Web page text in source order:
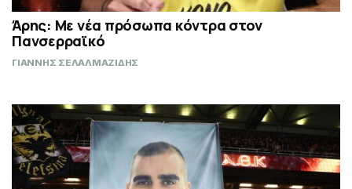
Άρης: Με νέα πρόσωπα κόντρα στον
Πανσερραϊκό
ΓΙΑΝΝΗΣ ΣΕΛΑΛΜΑΖΙΔΗΣ